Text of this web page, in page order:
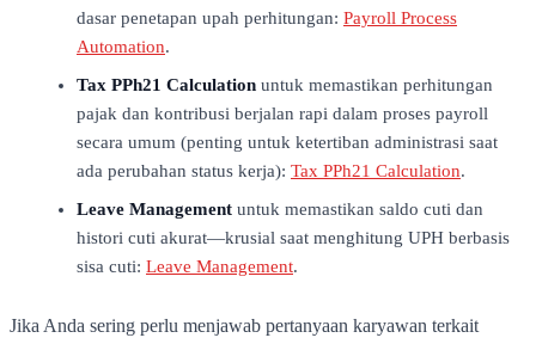
dasar penetapan upah perhitungan: Payroll Process
Automation.
Tax PPh21 Calculation untuk memastikan perhitungan
pajak dan kontribusi berjalan rapi dalam proses payroll
secara umum (penting untuk ketertiban administrasi saat
ada perubahan status kerja): Tax PPh21 Calculation.
Leave Management untuk memastikan saldo cuti dan
histori cuti akurat—krusial saat menghitung UPH berbasis
sisa cuti: Leave Management.
Jika Anda sering perlu menjawab pertanyaan karyawan terkait